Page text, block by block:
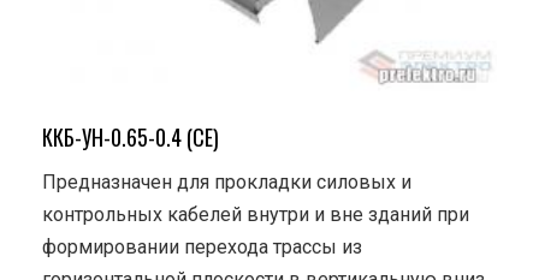
ККБ-УН-0.65-0.4 (СЕ)
Предназначен для прокладки силовых и
контрольных кабелей внутри и вне зданий при
формировании перехода трассы из